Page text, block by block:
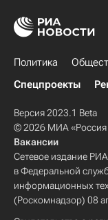
Политика
Спецпроекты
Версия 2023.1 Beta
© 2026 МИА «Россия
Вакансии
Сетевое издание
в Федеральной
информационных
(Роскомнадзор) 08